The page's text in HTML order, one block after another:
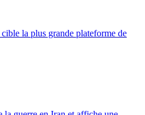
la plus grande plateforme de